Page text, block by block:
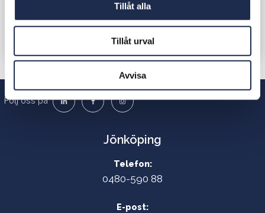
Tillåt alla
Tillåt urval
Avvisa
Jönköping
Telefon:
0480-590 88
E-post:
Följ oss på